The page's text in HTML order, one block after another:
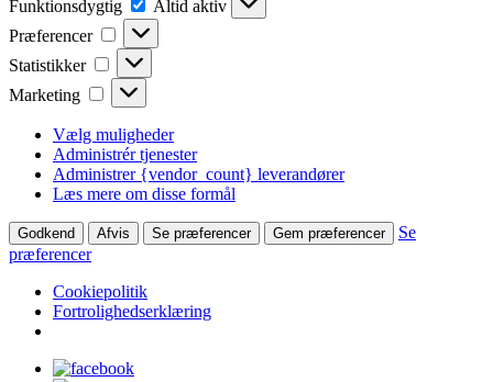
Funktionsdygtig
Altid aktiv
Præferencer
Præferencer
Statistikker Statistikker
Marketing Marketing
Vælg muligheder
Administrér tjenester
Administrer {vendor_count} leverandører
Læs mere om disse formål
Godkend Afvis Se præferencer Gem præferencer
Se
præferencer
Cookiepolitik
Fortrolighedserklæring